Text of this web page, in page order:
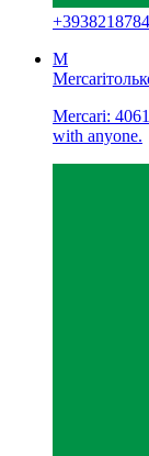
+
M
Mercari
Mercari:
with anyone.